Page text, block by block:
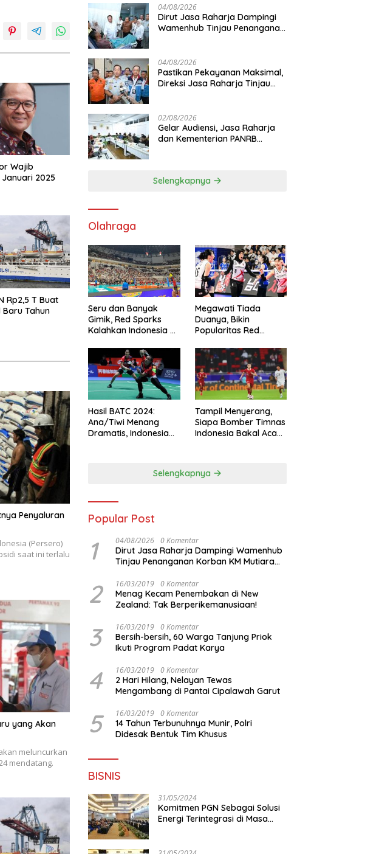
Wajib
Januari 2025
Rp2,5 T Buat
Baru Tahun
Penyaluran
(Persero)
saat ini terlalu
yang Akan
akan meluncurkan
mendatang.
04/08/2026
Dirut Jasa Raharja Dampingi
Wamenhub Tinjau Penanganan
04/08/2026
Pastikan Pekayanan Maksimal,
Direksi Jasa Raharja Tinjau
02/08/2026
Gelar Audiensi, Jasa Raharja
dan Kementerian PANRB
Selengkapnya
Olahraga
Seru dan Banyak
Gimik, Red Sparks
Kalahkan Indonesia All
Megawati Tiada
Duanya, Bikin
Popularitas Red
Hasil BATC 2024:
Ana/Tiwi Menang
Dramatis, Indonesia
Tampil Menyerang,
Siapa Bomber Timnas
Indonesia Bakal Acak-
Selengkapnya
Popular Post
1 04/08/2026 0 Komentar
Dirut Jasa Raharja Dampingi Wamenhub
Tinjau Penanganan Korban KM Mutiara
2 16/03/2019 0 Komentar
Menag Kecam Penembakan di New
Zealand: Tak Berperikemanusiaan!
3 16/03/2019 0 Komentar
Bersih-bersih, 60 Warga Tanjung Priok
Ikuti Program Padat Karya
4 16/03/2019 0 Komentar
2 Hari Hilang, Nelayan Tewas
Mengambang di Pantai Cipalawah Garut
5 16/03/2019 0 Komentar
14 Tahun Terbunuhnya Munir, Polri
Didesak Bentuk Tim Khusus
BISNIS
31/05/2024
Komitmen PGN Sebagai Solusi
Energi Terintegrasi di Masa